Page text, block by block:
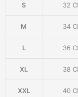
S 32
M 34
L 36
XL 38
XXL 40